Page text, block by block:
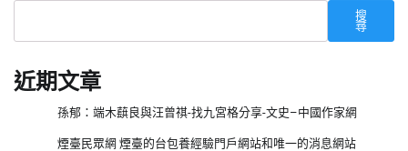
搜
尋
近期文章
孫郁：端木蕻良與汪曾祺-找九宮格分享-文史–中國作家網
煙臺民眾網 煙臺的台包養經驗門戶網站和唯一的消息網站